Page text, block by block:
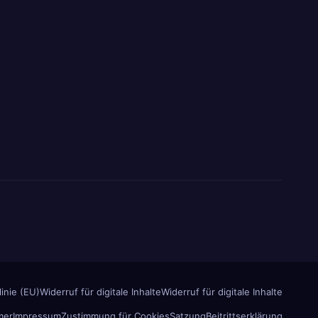
(EU)Widerruf für digitale InhalteWiderruf für digitale Inhalte